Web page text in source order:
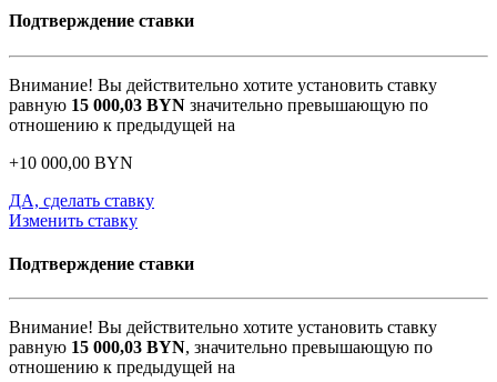
Подтверждение ставки
Внимание! Вы действительно хотите установить ставку
равную 15 000,03 BYN значительно превышающую по
отношению к предыдущей на
+10 000,00 BYN
ДА, сделать ставку
Изменить ставку
Подтверждение ставки
Внимание! Вы действительно хотите установить ставку
равную 15 000,03 BYN, значительно превышающую по
отношению к предыдущей на